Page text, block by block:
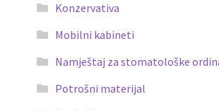
Konzervativa
Mobilni kabineti
Namještaj za stomatološke
Potrošni materijal